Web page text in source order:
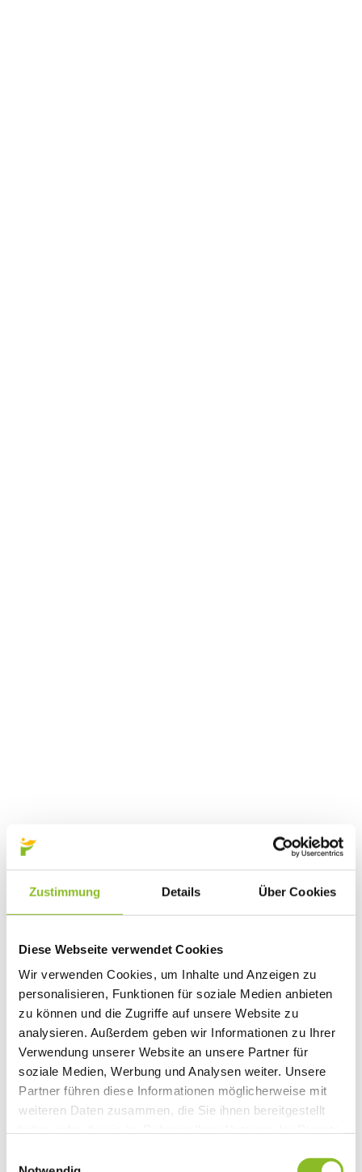
Zustimmung Details Über Cookies
Diese Webseite verwendet Cookies
Wir verwenden Cookies, um Inhalte und Anzeigen zu
personalisieren, Funktionen für soziale Medien anbieten
zu können und die Zugriffe auf unsere Website zu
analysieren. Außerdem geben wir Informationen zu Ihrer
Verwendung unserer Website an unsere Partner für
soziale Medien, Werbung und Analysen weiter. Unsere
Partner führen diese Informationen möglicherweise mit
weiteren Daten zusammen, die Sie ihnen bereitgestellt